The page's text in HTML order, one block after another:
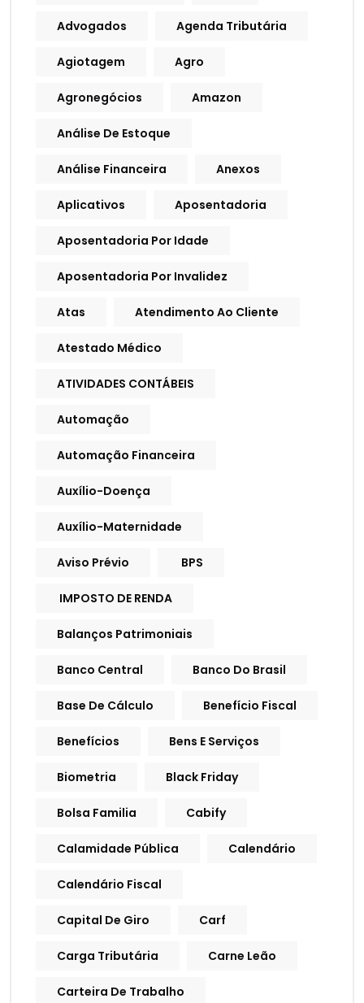
Advogados Agenda Tributária
Agiotagem Agro
Agronegócios Amazon
Análise De Estoque
Análise Financeira Anexos
Aplicativos Aposentadoria
Aposentadoria Por Idade
Aposentadoria Por Invalidez
Atas Atendimento Ao Cliente
Atestado Médico
ATIVIDADES CONTÁBEIS
Automação
Automação Financeira
Auxílio-Doença
Auxílio-Maternidade
Aviso Prévio BPS
IMPOSTO DE RENDA
Balanços Patrimoniais
Banco Central Banco Do Brasil
Base De Cálculo Benefício Fiscal
Benefícios Bens E Serviços
Biometria Black Friday
Bolsa Familia Cabify
Calamidade Pública Calendário
Calendário Fiscal
Capital De Giro Carf
Carga Tributária Carne Leão
Carteira De Trabalho